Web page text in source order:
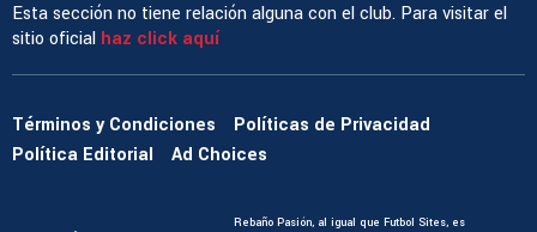
Esta sección no tiene relación alguna con el club. Para visitar el
sitio oficial haz click aquí
Términos y Condiciones
Políticas de Privacidad
Política Editorial
Ad Choices
Rebaño Pasión, al igual que Futbol Sites, es